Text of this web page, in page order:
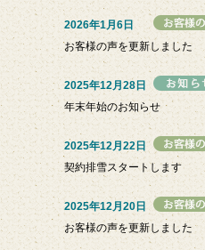
2026年1月6日
お客様の声を更新しました
2025年12月28日
年末年始のお知らせ
2025年12月22日
契約排雪スタートします
2025年12月20日
お客様の声を更新しました